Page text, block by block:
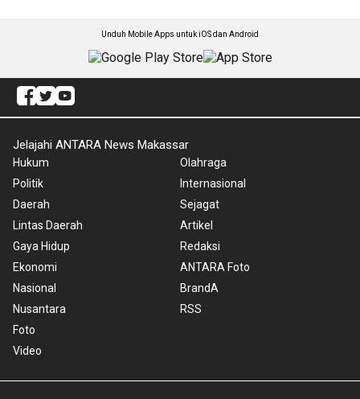
Unduh Mobile Apps untuk iOS dan Android
Jelajahi ANTARA News Makassar
Hukum
Politik
Daerah
Lintas Daerah
Gaya Hidup
Ekonomi
Nasional
Nusantara
Foto
Video
Olahraga
Internasional
Sejagat
Artikel
Redaksi
ANTARA Foto
BrandA
RSS